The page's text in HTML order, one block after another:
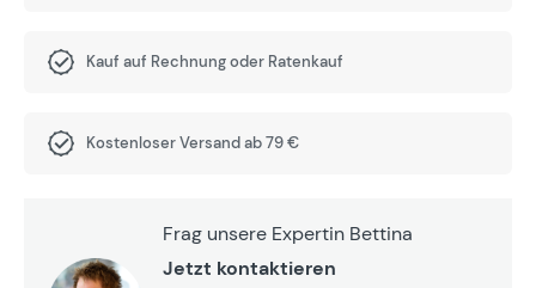
Kauf auf Rechnung oder Ratenkauf
Kostenloser Versand ab 79 €
Frag unsere Expertin Bettina
Jetzt kontaktieren